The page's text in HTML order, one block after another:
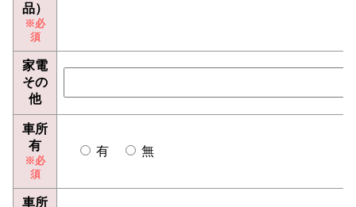
品）
家電
その
他
車所
有
有 無
車所